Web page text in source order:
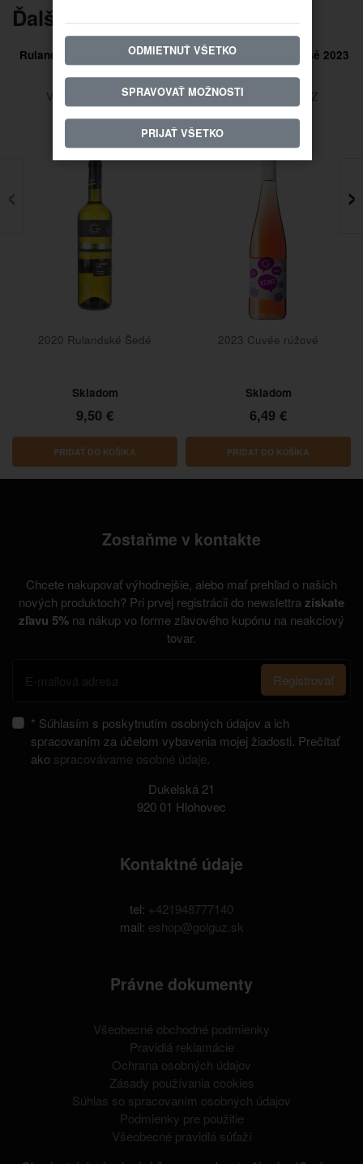
Ďalšie vína z tohto vinárstva
Frizzante Elizabeth Rosé 2023
polosladké
Vinárstvo GOLGUZ
2023 Cuvée rúžové
Skladom
6,49 €
PRIDAŤ DO KOŠÍKA
Hroznová šťava nealko
červená 0,5L
Vinárstvo GOLGUZ
Nízkohistamín
Svätovavrinecké
Skladom
2,40 €
PRIDAŤ DO KOŠÍKA
›
Zostaňme v kontakte
Chcete nakupovať výhodnejšie, alebo mať prehľad o našich
nových produktoch? Pri prvej registrácii do newslettra získate
zľavu 5% na nákup vo forme zľavového kupónu na neakciový
tovar.
Registrovať
* Súhlasím s poskytnutím osobných údajov a ich
spracovaním za účelom vybavenia mojej žiadosti. Prečítať
ako spracovávame osobné údaje
Dukelská 21
920 01 Hlohovec
Kontaktné údaje
tel: +421948777140
mail: eshop@golguz.sk
Právne dokumenty
Všeobecné obchodné podmienky
Pravidlá reklamácie
Ochrana osobných údajov
Zásady používania cookies
Súhlas so spracovaním osobných údajov
Podmienky pre použitie
Všeobecné pravidlá súťaží
ODMIETNUŤ VŠETKO
SPRAVOVAŤ MOŽNOSTI
PRIJAŤ VŠETKO